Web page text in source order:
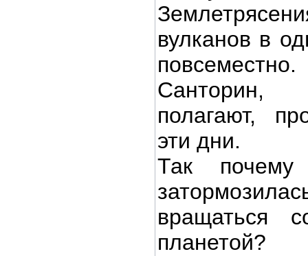
вулканов в
Санторин,
полагают,
эти дни.
Так
вращаться
планетой?